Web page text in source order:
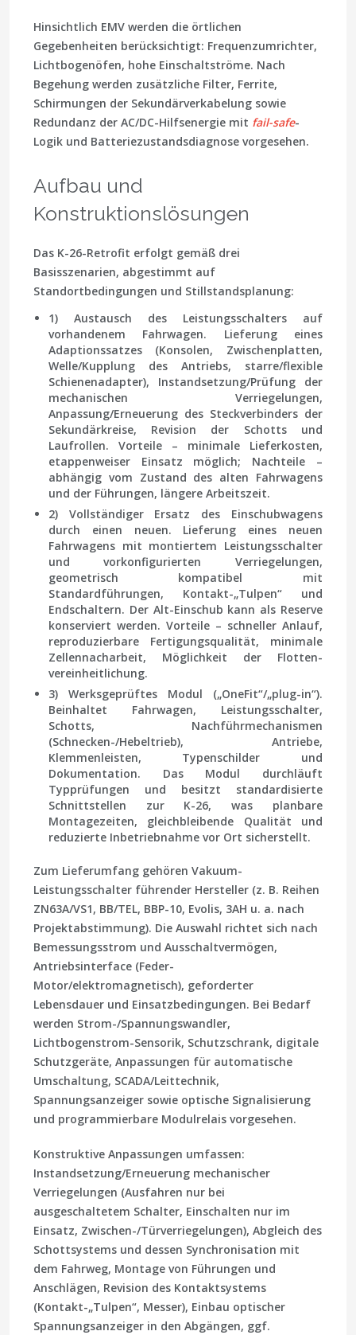
Hinsichtlich EMV werden die örtlichen
Gegebenheiten berücksichtigt: Frequenzumrichter,
Lichtbogenöfen, hohe Einschaltströme. Nach
Begehung werden zusätzliche Filter, Ferrite,
Schirmungen der Sekundärverkabelung sowie
Redundanz der AC/DC-Hilfsenergie mit fail-safe-
Logik und Batteriezustandsdiagnose vorgesehen.
Aufbau und
Konstruktionslösungen
Das K-26-Retrofit erfolgt gemäß drei
Basisszenarien, abgestimmt auf
Standortbedingungen und Stillstandsplanung:
1) Austausch des Leistungsschalters auf
vorhandenem Fahrwagen. Lieferung eines
Adaptionssatzes (Konsolen, Zwischenplatten,
Welle/Kupplung des Antriebs, starre/flexible
Schienenadapter), Instandsetzung/Prüfung der
mechanischen Verriegelungen,
Anpassung/Erneuerung des Steckverbinders der
Sekundärkreise, Revision der Schotts und
Laufrollen. Vorteile – minimale Lieferkosten,
etappenweiser Einsatz möglich; Nachteile –
abhängig vom Zustand des alten Fahrwagens
und der Führungen, längere Arbeitszeit.
2) Vollständiger Ersatz des Einschubwagens
durch einen neuen. Lieferung eines neuen
Fahrwagens mit montiertem Leistungsschalter
und vorkonfigurierten Verriegelungen,
geometrisch kompatibel mit
Standardführungen, Kontakt-„Tulpen“ und
Endschaltern. Der Alt-Einschub kann als Reserve
konserviert werden. Vorteile – schneller Anlauf,
reproduzierbare Fertigungsqualität, minimale
Zellen­nacharbeit, Möglichkeit der Flotten­
vereinheitlichung.
3) Werksgeprüftes Modul („OneFit“/„plug-in“).
Beinhaltet Fahrwagen, Leistungsschalter,
Schotts, Nachführmechanismen
(Schnecken-/Hebeltrieb), Antriebe,
Klemmenleisten, Typenschilder und
Dokumentation. Das Modul durchläuft
Typprüfungen und besitzt standardisierte
Schnittstellen zur K-26, was planbare
Montagezeiten, gleichbleibende Qualität und
reduzierte Inbetriebnahme vor Ort sicherstellt.
Zum Lieferumfang gehören Vakuum-
Leistungsschalter führender Hersteller (z. B. Reihen
ZN63A/VS1, ВВ/TEL, ВВР-10, Evolis, 3AH u. a. nach
Projektabstimmung). Die Auswahl richtet sich nach
Bemessungsstrom und Ausschaltvermögen,
Antriebsinterface (Feder-
Motor/elektromagnetisch), geforderter
Lebensdauer und Einsatzbedingungen. Bei Bedarf
werden Strom-/Spannungs­wandler,
Lichtbogenstrom-Sensorik, Schutzschrank, digitale
Schutzgeräte, Anpassungen für automatische
Umschaltung, SCADA/Leittechnik,
Spannungsanzeiger sowie optische Signalisierung
und programmierbare Modulrelais vorgesehen.
Konstruktive Anpassungen umfassen:
Instandsetzung/Erneuerung mechanischer
Verriegelungen (Ausfahren nur bei
ausgeschaltetem Schalter, Einschalten nur im
Einsatz, Zwischen-/Türverriegelungen), Abgleich des
Schottsystems und dessen Synchronisation mit
dem Fahrweg, Montage von Führungen und
Anschlägen, Revision des Kontaktsystems
(Kontakt-„Tulpen“, Messer), Einbau optischer
Spannungsanzeiger in den Abgängen, ggf.